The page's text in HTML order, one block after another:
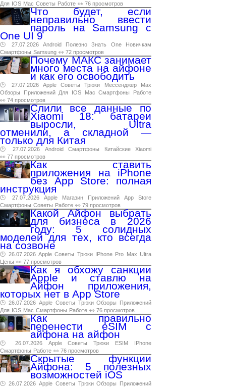
Для IOS Mac Советы Работе 👀 76 просмотров
Что будет, если
неправильно ввести
пароль на Samsung с
One UI 9
🕑 27.07.2026 Android Полезно Знать One
Новичкам
Смартфоны Samsung 👀 72 просмотров
Почему МАКС занимает
много места на айфоне
и как его освободить
🕑 27.07.2026 Apple Советы Трюки Мессенджер
Max
Обзоры
Приложений Для IOS Mac Смартфоны
Работе
👀 74 просмотров
Слили все данные по
Xiaomi 18: батареи
выросли, Ultra
отменили, а складной —
только для Китая
🕑 27.07.2026 Android Смартфоны Китайские
Xiaomi
👀 77 просмотров
Как ставить
приложения на iPhone
без App Store: полная
инструкция
🕑 27.07.2026 Apple Магазин Приложений App
Store
Смартфоны Советы Работе 👀 79 просмотров
Какой Айфон выбрать
для бизнеса в 2026
году: 5 солидных
моделей для тех, кто всегда
на созвоне
🕑 26.07.2026 Apple Советы Трюки IPhone Pro Max Ultra
Цены 👀 77 просмотров
Как я обхожу санкции
Apple и ставлю на
Айфон приложения,
которых нет в App Store
🕑 26.07.2026 Apple Советы Трюки Обзоры
Приложений
Для IOS Mac Смартфоны Работе 👀 76 просмотров
Как правильно
перенести eSIM с
айфона на айфон
🕑 26.07.2026 Apple Советы Трюки ESIM
IPhone
Смартфоны Работе 👀 76 просмотров
Скрытые функции
Айфона: 5 полезных
возможностей iOS
🕑 26.07.2026 Apple Советы Трюки Обзоры
Приложений